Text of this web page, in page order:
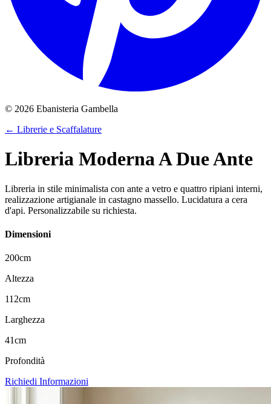
© 2026 Ebanisteria Gambella
← Librerie e Scaffalature
Libreria Moderna A Due Ante
Libreria in stile minimalista con ante a vetro e quattro ripiani interni,
realizzazione artigianale in castagno massello. Lucidatura a cera
d'api. Personalizzabile su richiesta.
Dimensioni
200cm
Altezza
112cm
Larghezza
41cm
Profondità
Richiedi Informazioni